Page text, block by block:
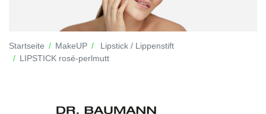
Startseite MakeUP
Lipstick / Lippenstift
LIPSTICK rosé-perlmutt